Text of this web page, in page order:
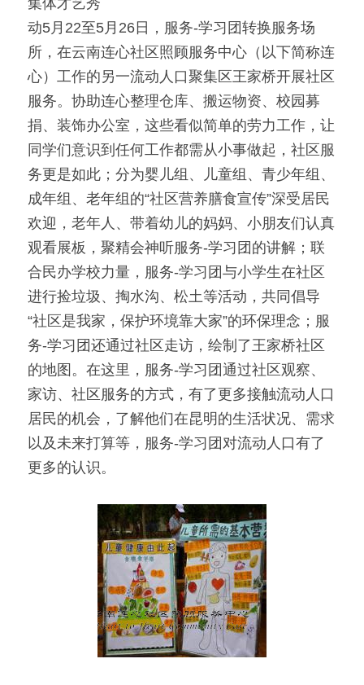
动5月22至5月26日，服务-学习团转换服务场
所，在云南连心社区照顾服务中心（以下简称连
心）工作的另一流动人口聚集区王家桥开展社区
服务。协助连心整理仓库、搬运物资、校园募
捐、装饰办公室，这些看似简单的劳力工作，让
同学们意识到任何工作都需从小事做起，社区服
务更是如此；分为婴儿组、儿童组、青少年组、
成年组、老年组的“社区营养膳食宣传”深受居民
欢迎，老年人、带着幼儿的妈妈、小朋友们认真
观看展板，聚精会神听服务-学习团的讲解；联
合民办学校力量，服务-学习团与小学生在社区
进行捡垃圾、掏水沟、松土等活动，共同倡导
“社区是我家，保护环境靠大家”的环保理念；服
务-学习团还通过社区走访，绘制了王家桥社区
的地图。在这里，服务-学习团通过社区观察、
家访、社区服务的方式，有了更多接触流动人口
居民的机会，了解他们在昆明的生活状况、需求
以及未来打算等，服务-学习团对流动人口有了
更多的认识。